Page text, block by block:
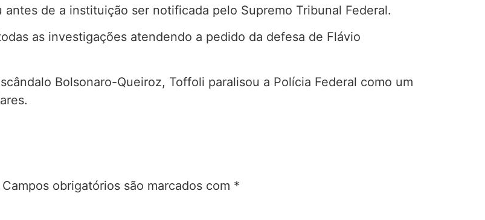
de a instituição ser notificada pelo Supremo Tribunal Federal.
as investigações atendendo a pedido da defesa de Flávio
Bolsonaro-Queiroz, Toffoli paralisou a Polícia Federal como um
Campos obrigatórios são marcados com *